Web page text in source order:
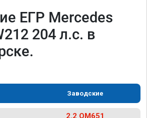
ЕГР Mercedes
204 л.с. в
Заводские
2.2 OM651